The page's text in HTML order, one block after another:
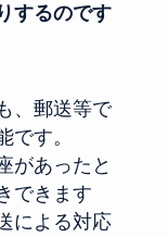
するのです
、郵送等で
です。
があったと
できます
による対応